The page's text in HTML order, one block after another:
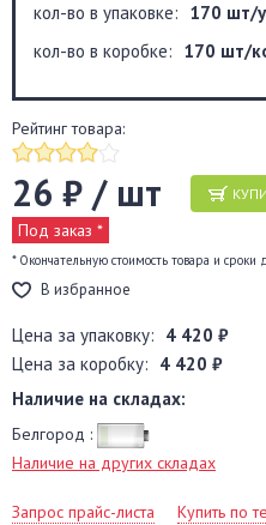
кол-во в упаковке: 170 шт/
кол-во в коробке: 170 шт/
Рейтинг товара:
26 ₽ / шт
Под заказ *
* Окончательную стоимость товара и
В избранное
Цена за упаковку: 4 420 ₽
Цена за коробку: 4 420 ₽
Наличие на складах:
Белгород :
Наличие на других складах
Запрос прайс-листа Купить по